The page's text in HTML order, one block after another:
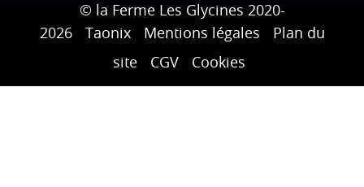
© la Ferme Les Glycines 2020-
2026
Taonix Mentions légales
Plan du
site
CGV Cookies